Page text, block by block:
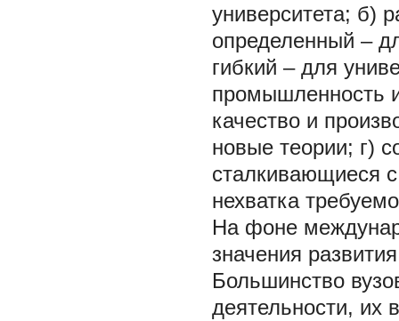
университета; б)
определенный –
гибкий – для
промышленность
качество и
новые теории; г)
сталкивающиеся
нехватка
На фоне
значения
Большинство
деятельности, их